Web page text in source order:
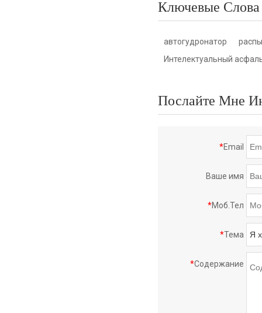
Ключевые Слова
автогудронатор
Интелектуальный
Послайте Мне
*Email
Ваше имя
*Моб.Тел
*Тема
*Содержание